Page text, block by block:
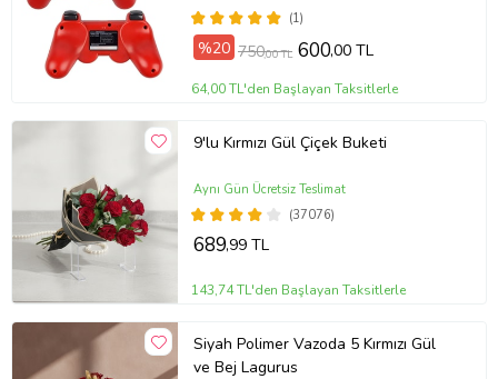
(1)
%20 750,00 TL 600,00 TL
64,00 TL'den Başlayan Taksitlerle
9'lu Kırmızı Gül Çiçek Buketi
(37076)
Aynı Gün Ücretsiz Teslimat
689,99 TL
143,74 TL'den Başlayan Taksitlerle
Siyah Polimer Vazoda 5 Kırmızı Gül
ve Bej Lagurus